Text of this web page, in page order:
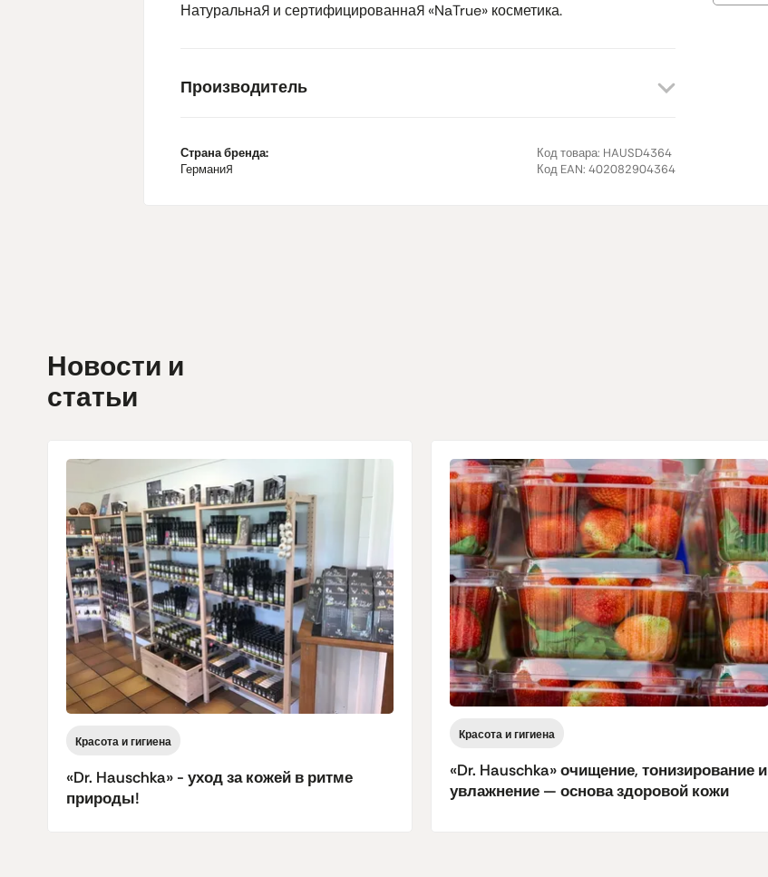
Натуральная и сертифицированная «NaTrue» косметика.
Производитель
Страна бренда:
Германия
Код товара: HAUSD4364
Код EAN: 402082904364
Новости и
статьи
Красота и гигиена
«Dr. Hauschka» - уход за кожей в ритме
природы!
Красота и гигиена
«Dr. Hauschka» очищение, тонизирование и
увлажнение — основа здоровой кожи